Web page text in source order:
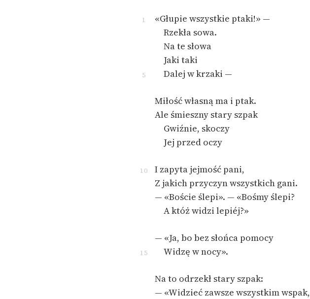
1
«Głupie wszystkie ptaki!» —
Rzekła sowa.
Na te słowa
Jaki taki
5 Dalej w krzaki —
Miłość własną ma i ptak.
Ale śmieszny stary szpak
Gwiźnie, skoczy
Jej przed oczy
10
I zapyta jejmość pani,
Z jakich przyczyn wszystkich gani.
— «Boście ślepi». — «Bośmy ślepi?
A któż widzi lepiéj?»
— «Ja, bo bez słońca pomocy
15 Widzę w nocy».
Na to odrzekł stary szpak:
— «Widzieć zawsze wszystkim wspak,